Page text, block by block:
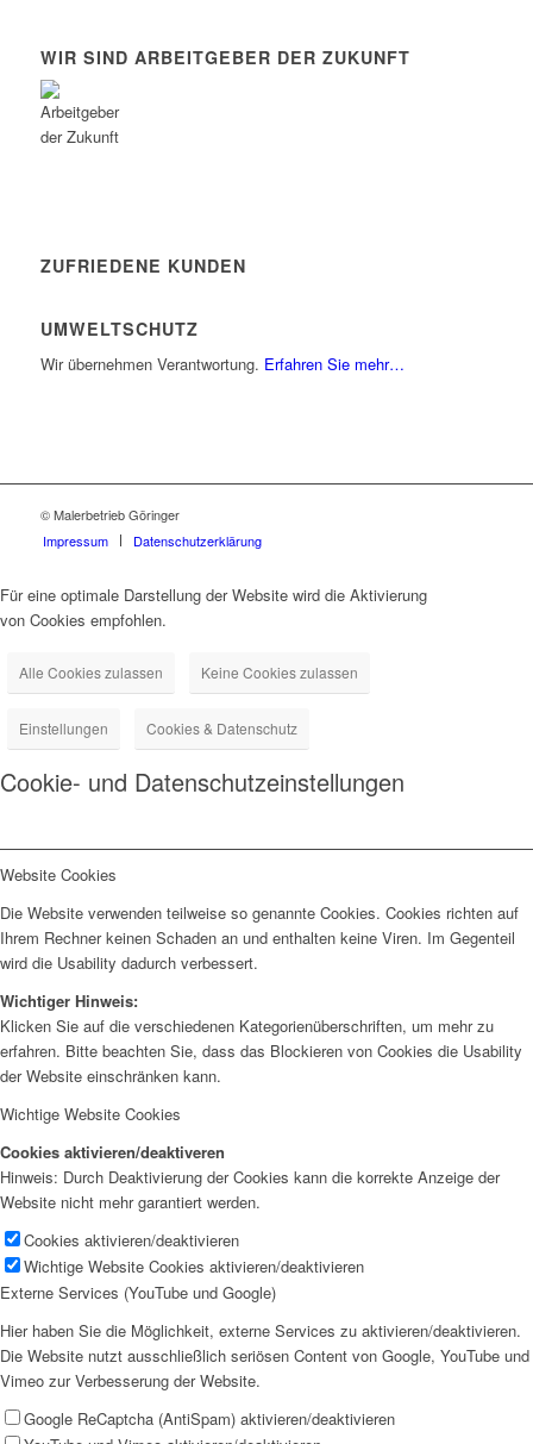
WIR SIND ARBEITGEBER DER ZUKUNFT
ZUFRIEDENE KUNDEN
UMWELTSCHUTZ
Wir übernehmen Verantwortung. Erfahren Sie mehr…
© Malerbetrieb Göringer
Impressum
Datenschutzerklärung
Für eine optimale Darstellung der Website wird die Aktivierung
von Cookies empfohlen.
Alle Cookies zulassen Keine Cookies zulassen
Einstellungen Cookies & Datenschutz
Cookie- und Datenschutzeinstellungen
Website Cookies
Die Website verwenden teilweise so genannte Cookies. Cookies richten auf
Ihrem Rechner keinen Schaden an und enthalten keine Viren. Im Gegenteil
wird die Usability dadurch verbessert.
Wichtiger Hinweis:
Klicken Sie auf die verschiedenen Kategorienüberschriften, um mehr zu
erfahren. Bitte beachten Sie, dass das Blockieren von Cookies die Usability
der Website einschränken kann.
Wichtige Website Cookies
Cookies aktivieren/deaktiveren
Hinweis: Durch Deaktivierung der Cookies kann die korrekte Anzeige der
Website nicht mehr garantiert werden.
Cookies aktivieren/deaktivieren
Wichtige Website Cookies aktivieren/deaktivieren
Externe Services (YouTube und Google)
Hier haben Sie die Möglichkeit, externe Services zu aktivieren/deaktivieren.
Die Website nutzt ausschließlich seriösen Content von Google, YouTube und
Vimeo zur Verbesserung der Website.
Google ReCaptcha (AntiSpam) aktivieren/deaktivieren